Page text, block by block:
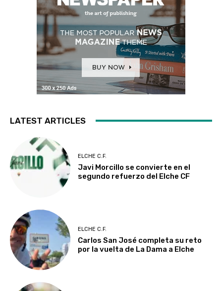
LATEST ARTICLES
ELCHE C.F.
Javi Morcillo se convierte en el
segundo refuerzo del Elche CF
ELCHE C.F.
Carlos San José completa su reto
por la vuelta de La Dama a Elche